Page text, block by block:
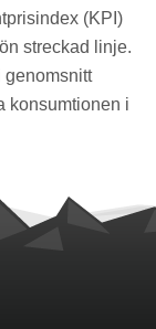
(KPI)
streckad linje.
genomsnitt
konsumtionen i